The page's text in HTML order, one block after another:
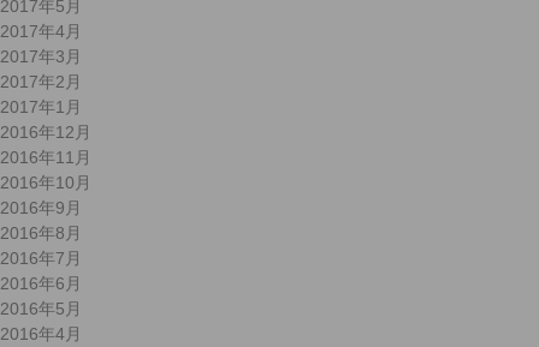
2017年5月
2017年4月
2017年3月
2017年2月
2017年1月
2016年12月
2016年11月
2016年10月
2016年9月
2016年8月
2016年7月
2016年6月
2016年5月
2016年4月